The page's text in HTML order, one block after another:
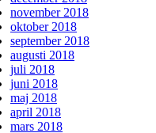
november 2018
oktober 2018
september 2018
augusti 2018
juli 2018
juni 2018
maj 2018
april 2018
mars 2018